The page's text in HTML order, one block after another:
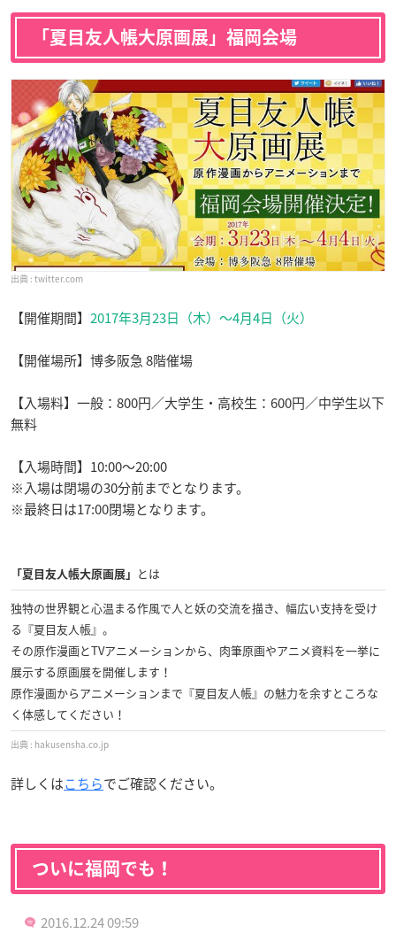
「夏目友人帳大原画展」福岡会場
twitter.com
【開催期間】 2017年3月23日（木）〜4月4日（火）
【開催場所】博多阪急 8階催場
【入場料】一般：800円／大学生・高校生：600円／中学生以下
無料
【入場時間】10:00〜20:00
※入場は閉場の30分前までとなります。
※最終日は17:00閉場となります。
「夏目友人帳大原画展」 とは
独特の世界観と心温まる作風で人と妖の交流を描き、幅広い支持を受け
る『夏目友人帳』。
その原作漫画とTVアニメーションから、肉筆原画やアニメ資料を一挙に
展示する原画展を開催します！
原作漫画からアニメーションまで『夏目友人帳』の魅力を余すところな
く体感してください！
hakusensha.co.jp
詳しくはこちらでご確認ください。
ついに福岡でも！
2016.12.24 09:59